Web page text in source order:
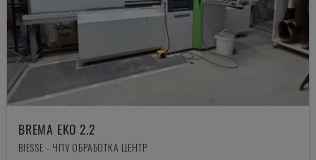
BREMA EKO 2.2
BIESSE - ЧПУ ОБРАБОТКА ЦЕНТР